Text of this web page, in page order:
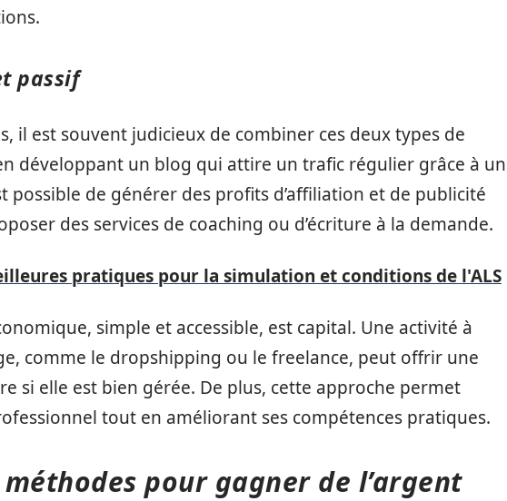
passif
il est souvent judicieux de combiner ces deux types de
développant un blog qui attire un trafic régulier grâce à un
possible de générer des profits d’affiliation et de publicité
des services de coaching ou d’écriture à la demande.
pratiques pour la simulation et conditions de l'ALS
simple et accessible, est capital. Une activité à
comme le dropshipping ou le freelance, peut offrir une
si elle est bien gérée. De plus, cette approche permet
tout en améliorant ses compétences pratiques.
pour gagner de l’argent